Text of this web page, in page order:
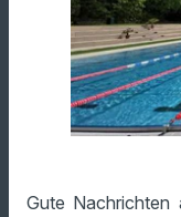
Gute Nachrichten